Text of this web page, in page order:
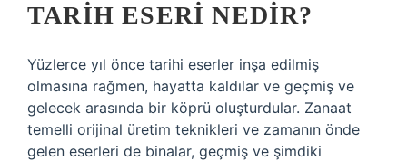
TARIH ESERI NEDIR?
Yüzlerce yıl önce tarihi eserler inşa edilmiş
olmasına rağmen, hayatta kaldılar ve geçmiş ve
gelecek arasında bir köprü oluşturdular. Zanaat
temelli orijinal üretim teknikleri ve zamanın önde
gelen eserleri de binalar, geçmiş ve şimdiki